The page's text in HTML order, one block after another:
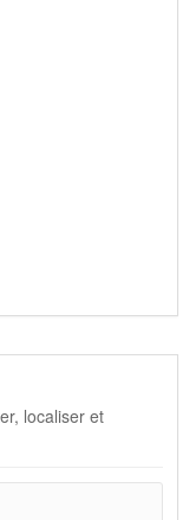
localiser et